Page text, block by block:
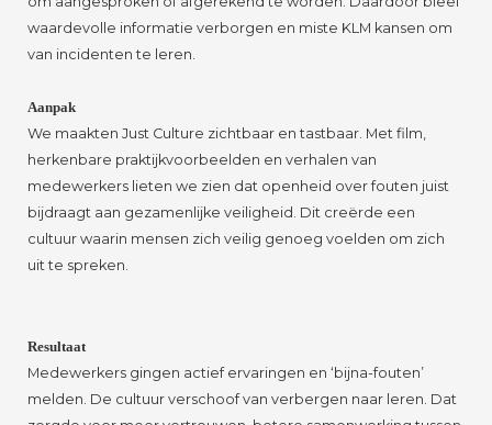
waardevolle informatie verborgen en miste KLM kansen om
van incidenten te leren.
Aanpak
We maakten Just Culture zichtbaar en tastbaar. Met film,
herkenbare praktijkvoorbeelden en verhalen van
medewerkers lieten we zien dat openheid over fouten juist
bijdraagt aan gezamenlijke veiligheid. Dit creërde een
cultuur waarin mensen zich veilig genoeg voelden om zich
uit te spreken.
Resultaat
Medewerkers gingen actief ervaringen en ‘bijna-fouten’
melden. De cultuur verschoof van verbergen naar leren. Dat